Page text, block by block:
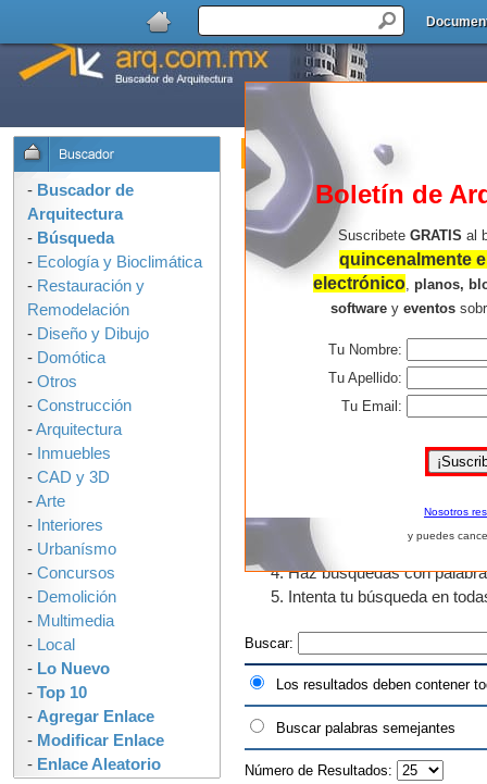
- Buscador de
Arquitectura
- Búsqueda
- Ecología y Bioclimática
- Restauración y
Remodelación
- Diseño y Dibujo
- Domótica
- Otros
- Construcción
-Arquitectura
- Inmuebles
- CAD y 3D
-Arte
- Interiores
- Urbanísmo
- Concursos
- Demolición
- Multimedia
- Local
- Lo Nuevo
- Top 10
- Agregar Enlace
- Modificar Enlace
- Enlace Aleatorio
Buscador de Arquitectura :
OPCIONES DE BUSQUEDA:
Consejos para buscar mejor:
Usa solo las palabras que
palabras, mas resultados
No uses corchetes,
que tengan "urban" en
como urbano, urbanos,
Haz búsquedas con
Intenta tu búsqueda en
Buscar:
Los resultados deben contener
Buscar palabras semejantes
Número de Resultados:
Boletín de
Suscribete GRATIS al
quincenalmente
electrónico, planos,
softwarey eventos
Tu Nombre:
Tu Apellido:
Tu Email:
Nosotros
y puedes